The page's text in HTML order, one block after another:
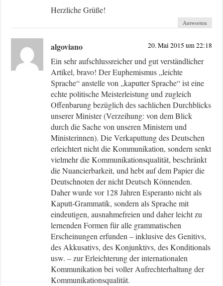
Herzliche Grüße!
Antworten
algoviano 20. Mai 2015 um 22:18
Ein sehr aufschlussreicher und gut verständlicher
Artikel, bravo! Der Euphemismus „leichte
Sprache“ anstelle von „kaputter Sprache“ ist eine
echte politische Meisterleistung und zugleich
Offenbarung bezüglich des sachlichen Durchblicks
unserer Minister (Verzeihung: von dem Blick
durch die Sache von unseren Ministern und
Ministerinnen). Die Verkaputtung des Deutschen
erleichtert nicht die Kommunikation, sondern senkt
vielmehr die Kommunikationsqualität, beschränkt
die Nuancierbarkeit, und hebt auf dem Papier die
Deutschnoten der nicht Deutsch Könnenden.
Daher wurde vor 128 Jahren Esperanto nicht als
Kaputt-Grammatik, sondern als Sprache mit
eindeutigen, ausnahmefreien und daher leicht zu
lernenden Formen für alle grammatischen
Erscheinungen erfunden – inklusive des Genitivs,
des Akkusativs, des Konjunktivs, des Konditionals
usw. – zur Erleichterung der internationalen
Kommunikation bei voller Aufrechterhaltung der
Kommunikationsqualität.